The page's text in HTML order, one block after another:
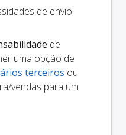
de envio
de
uma opção de
terceiros ou
vendas para um